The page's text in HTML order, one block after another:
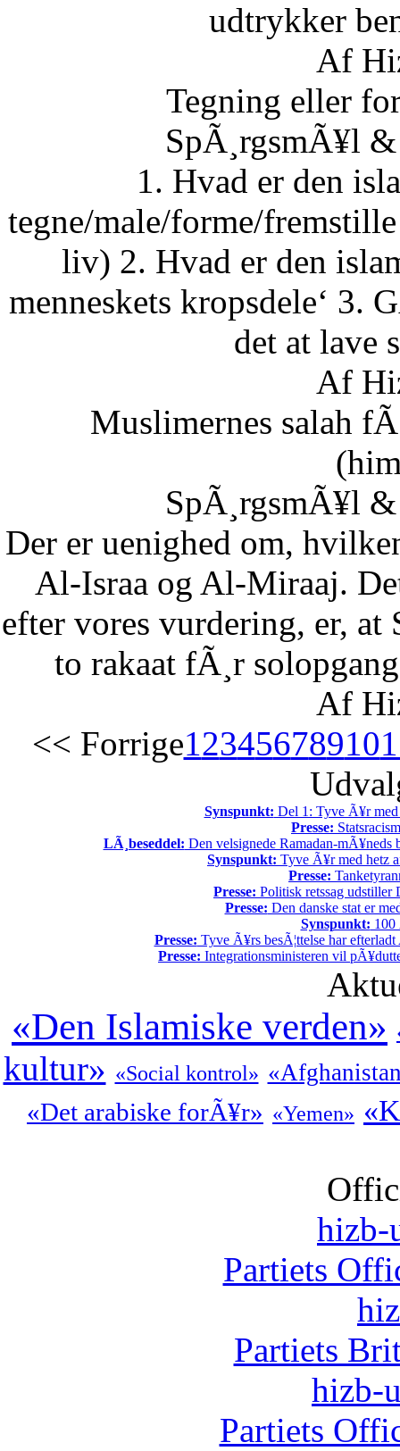
udtrykker
Af
Tegning eller
SpÃ¸rgsmÃ¥l
1. Hvad er den
tegne/male/forme/
liv) 2. Hvad er den
menneskets kropsdele‘ 3.
det at lave
Af
Muslimernes salah
SpÃ¸rgsmÃ¥l
Der er uenighed om,
Al-Israa og Al-Miraaj.
efter vores vurdering, er, at
to rakaat fÃ¸r
Af
<< Forrige12345678910
Synspunkt: Del 1: Tyve Ã¥r med
Presse:
LÃ¸beseddel: Den velsignede Ramadan-mÃ¥neds
Synspunkt: Tyve Ã¥r med hetz
Presse:
Presse: Politisk retssag udstiller
Presse: Den danske stat er
Synspunkt: 100
Presse: Tyve Ã¥rs besÃ¦ttelse har
Presse: Integrationsministeren vil
«Den Islamiske verden»
kultur» «Social kontrol»
«Det arabiske forÃ¥r» «Yemen»
hizb-
Partiets
Partiets
hizb-
Partiets